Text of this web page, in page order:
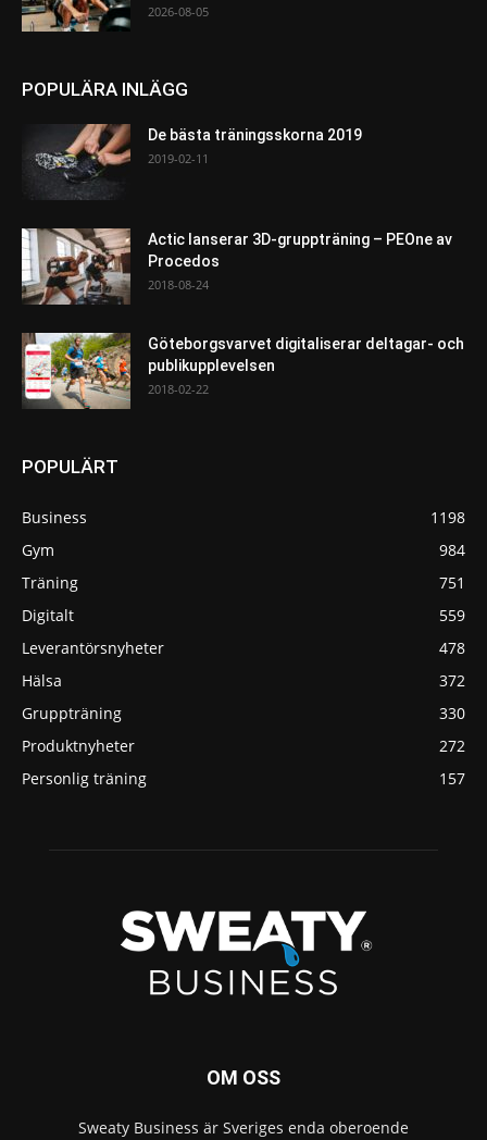
2026-08-05
POPULÄRA INLÄGG
De bästa träningsskorna 2019
2019-02-11
Actic lanserar 3D-gruppträning – PEOne av
Procedos
2018-08-24
Göteborgsvarvet digitaliserar deltagar- och
publikupplevelsen
2018-02-22
POPULÄRT
Business
1198
Gym
984
Träning
751
Digitalt
559
Leverantörsnyheter
478
Hälsa
372
Gruppträning
330
Produktnyheter
272
Personlig träning
157
OM OSS
Sweaty Business är Sveriges enda oberoende